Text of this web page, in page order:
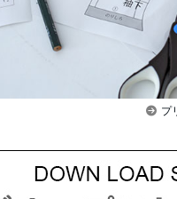
プ